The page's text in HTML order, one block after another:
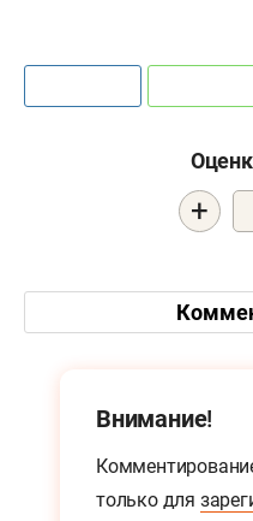
+
Внимание!
только для